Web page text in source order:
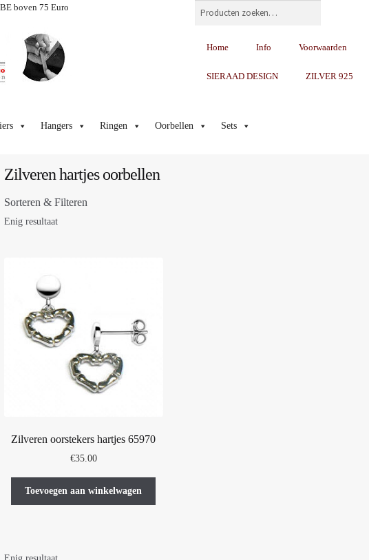
boven 75 Euro Zoeken
Home Info Voorwaarden
SIERAAD DESIGN ZILVER 925
Hangers Ringen Oorbellen Sets
Zilveren hartjes oorbellen
Sorteren & Filteren
Enig resultaat
Zilveren oorstekers hartjes 65970
€35.00
Toevoegen aan winkelwagen